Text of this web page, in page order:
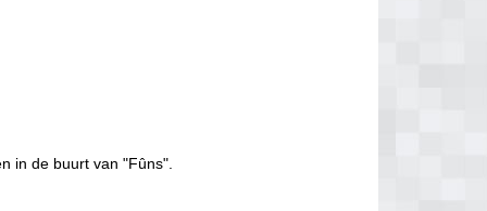
in de buurt van "Fûns".